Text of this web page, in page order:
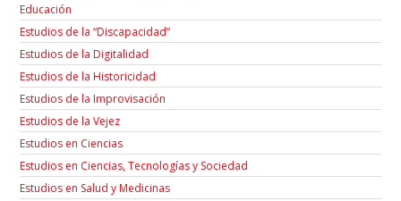
Educación
Estudios de la “Discapacidad”
Estudios de la Digitalidad
Estudios de la Historicidad
Estudios de la Improvisación
Estudios de la Vejez
Estudios en Ciencias
Estudios en Ciencias, Tecnologías y Sociedad
Estudios en Salud y Medicinas